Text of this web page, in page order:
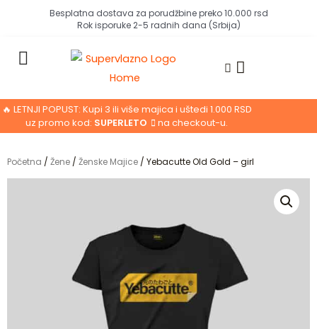
Besplatna dostava za porudžbine preko 10.000 rsd
Rok isporuke 2-5 radnih dana (Srbija)
Cart
🔥 LETNJI POPUST: Kupi 3 ili više majica i uštedi 1.000 RSD
uz promo kod: SUPERLETO na checkout-u.
Početna / Žene / Ženske Majice / Yebacutte Old Gold – girl